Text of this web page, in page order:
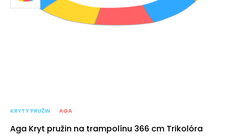
KRYTY PRUŽIN AGA
Aga Kryt pružin na trampolínu 366 cm Trikolóra